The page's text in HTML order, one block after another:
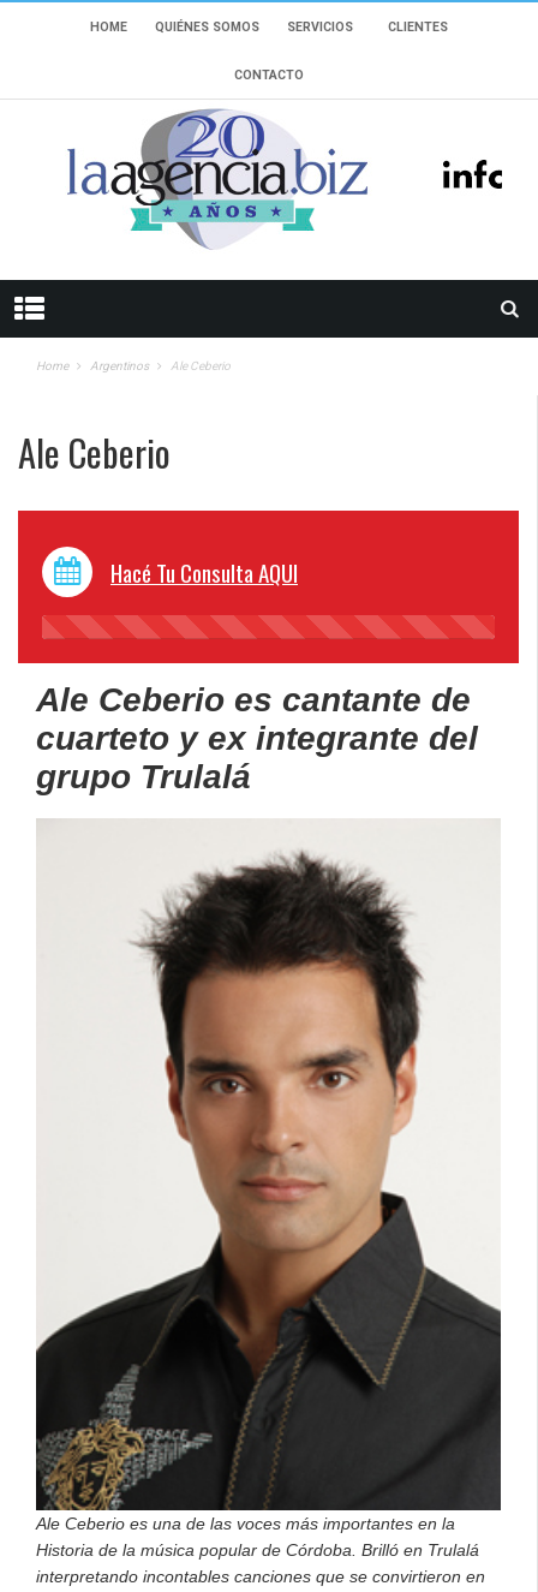
HOME QUIÉNES SOMOS SERVICIOS CLIENTES
CONTACTO
Home Argentinos Ale Ceberio
Ale Ceberio
Hacé Tu Consulta AQUI
45%
Ale Ceberio es cantante de
cuarteto y ex integrante del
grupo Trulalá
Ale Ceberio es una de las voces más importantes en la
Historia de la música popular de Córdoba. Brilló en Trulalá
interpretando incontables canciones que se convirtieron en